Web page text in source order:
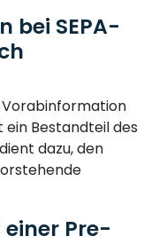
bei SEPA-
Vorabinformation
ein Bestandteil des
dazu, den
Pre-